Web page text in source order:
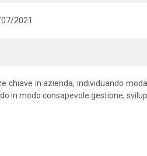
2021
in azienda, individuando
in modo consapevole gestione,